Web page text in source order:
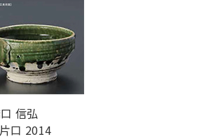
信弘
口 2014